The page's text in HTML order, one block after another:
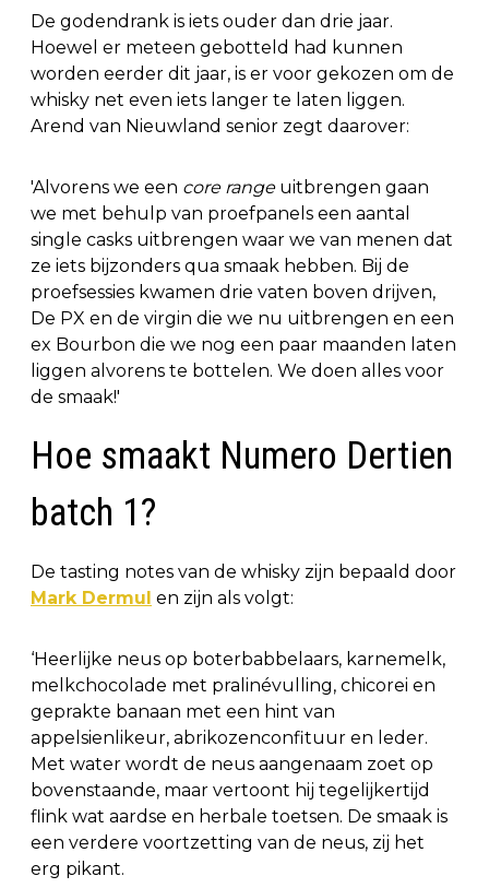
De godendrank is iets ouder dan drie jaar.
Hoewel er meteen gebotteld had kunnen
worden eerder dit jaar, is er voor gekozen om de
whisky net even iets langer te laten liggen.
Arend van Nieuwland senior zegt daarover:
'Alvorens we een core rangeuitbrengen gaan
we met behulp van proefpanels een aantal
single casks uitbrengen waar we van menen dat
ze iets bijzonders qua smaak hebben. Bij de
proefsessies kwamen drie vaten boven drijven,
De PX en de virgin die we nu uitbrengen en een
ex Bourbon die we nog een paar maanden laten
liggen alvorens te bottelen. We doen alles voor
de smaak!'
Hoe smaakt Numero Dertien
batch 1?
De tasting notes van de whisky zijn bepaald door
Mark Dermul en zijn als volgt:
‘Heerlijke neus op boterbabbelaars, karnemelk,
melkchocolade met pralinévulling, chicorei en
geprakte banaan met een hint van
appelsienlikeur, abrikozenconfituur en leder.
Met water wordt de neus aangenaam zoet op
bovenstaande, maar vertoont hij tegelijkertijd
flink wat aardse en herbale toetsen. De smaak is
een verdere voortzetting van de neus, zij het
erg pikant.